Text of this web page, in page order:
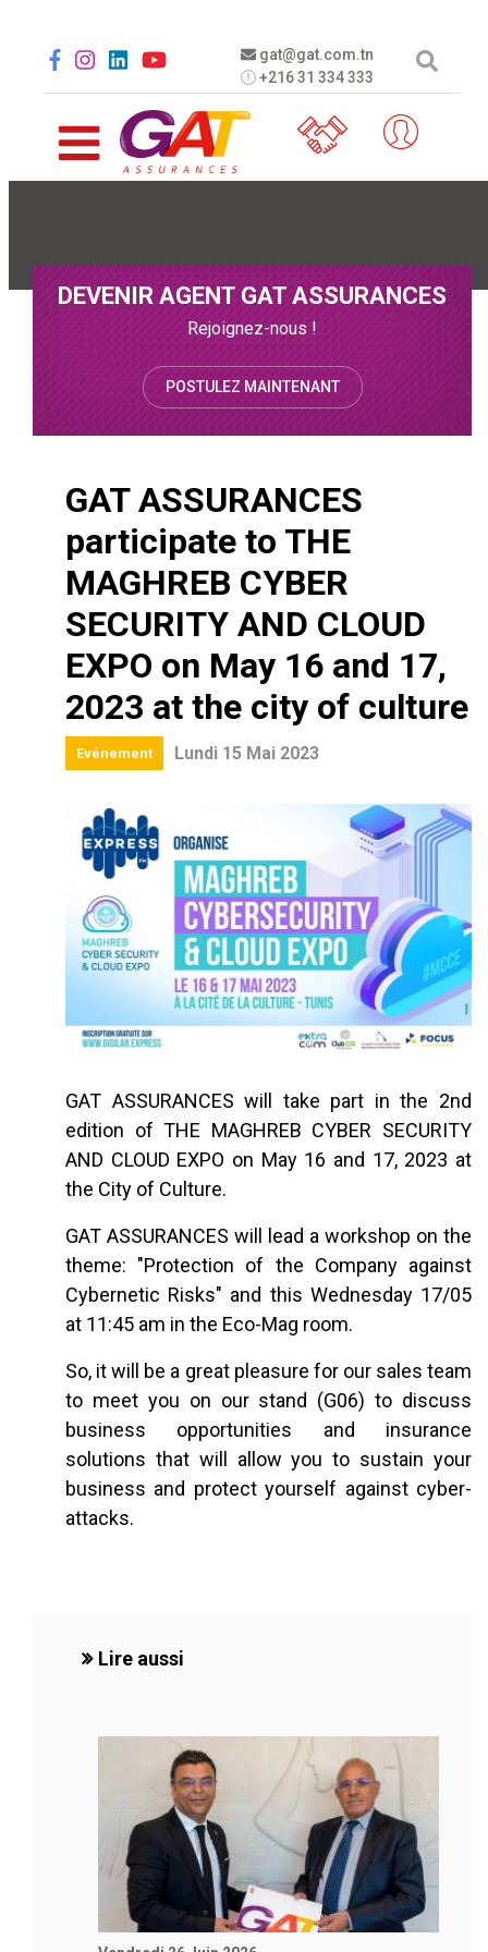
gat@gat.com.tn
+216 31 334 333
Social menu
DEVENIR AGENT GAT ASSURANCES
Rejoignez-nous !
POSTULEZ MAINTENANT
GAT ASSURANCES
participate to THE
MAGHREB CYBER
SECURITY AND CLOUD
EXPO on May 16 and 17,
2023 at the city of culture
Evénement Lundi 15 Mai 2023
GAT ASSURANCES will take part in the 2nd
edition of THE MAGHREB CYBER SECURITY
AND CLOUD EXPO on May 16 and 17, 2023 at
the City of Culture.
GAT ASSURANCES will lead a workshop on the
theme: "Protection of the Company against
Cybernetic Risks" and this Wednesday 17/05
at 11:45 am in the Eco-Mag room.
So, it will be a great pleasure for our sales team
to meet you on our stand (G06) to discuss
business opportunities and insurance
solutions that will allow you to sustain your
business and protect yourself against cyber-
attacks.
Lire aussi